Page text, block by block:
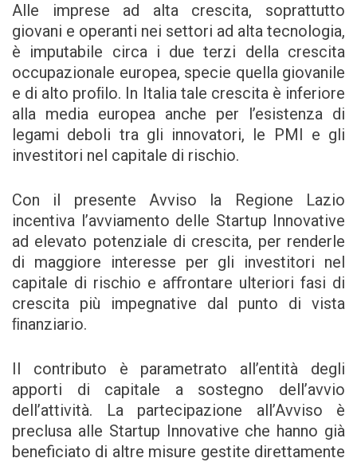
Alle imprese ad alta crescita, soprattutto
giovani e operanti nei settori ad alta tecnologia,
è imputabile circa i due terzi della crescita
occupazionale europea, specie quella giovanile
e di alto proﬁlo. In Italia tale crescita è inferiore
alla media europea anche per l’esistenza di
legami deboli tra gli innovatori, le PMI e gli
investitori nel capitale di rischio.
Con il presente Avviso la Regione Lazio
incentiva l’avviamento delle Startup Innovative
ad elevato potenziale di crescita, per renderle
di maggiore interesse per gli investitori nel
capitale di rischio e aﬀrontare ulteriori fasi di
crescita più impegnative dal punto di vista
ﬁnanziario.
Il contributo è parametrato all’entità degli
apporti di capitale a sostegno dell’avvio
dell’attività. La partecipazione all’Avviso è
preclusa alle Startup Innovative che hanno già
beneficiato di altre misure gestite direttamente